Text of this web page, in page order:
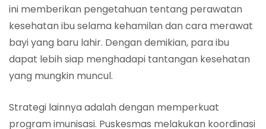
ini memberikan pengetahuan tentang perawatan
kesehatan ibu selama kehamilan dan cara merawat
bayi yang baru lahir. Dengan demikian, para ibu
dapat lebih siap menghadapi tantangan kesehatan
yang mungkin muncul.
Strategi lainnya adalah dengan memperkuat
program imunisasi. Puskesmas melakukan koordinasi